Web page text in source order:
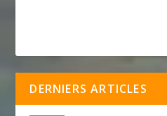
DERNIERS ARTICLES